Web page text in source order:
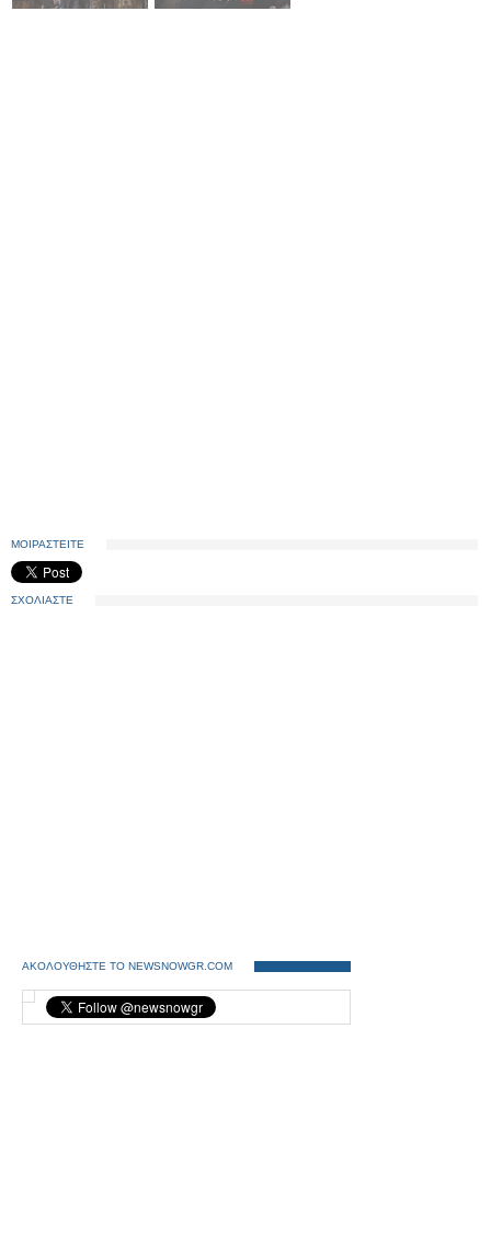
ΜΟΙΡΑΣΤΕΙΤΕ
ΣΧΟΛΙΑΣΤΕ
ΑΚΟΛΟΥΘΗΣΤΕ ΤΟ NEWSNOWGR.COM